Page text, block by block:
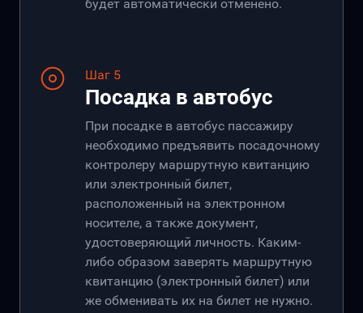
будет автоматически отменено.
Шаг 5
Посадка в автобус
При посадке в автобус пассажиру
необходимо предъявить посадочному
контролеру маршрутную квитанцию
или электронный билет,
расположенный на электронном
носителе, а также документ,
удостоверяющий личность. Каким-
либо образом заверять маршрутную
квитанцию (электронный билет) или
же обменивать их на билет не нужно.